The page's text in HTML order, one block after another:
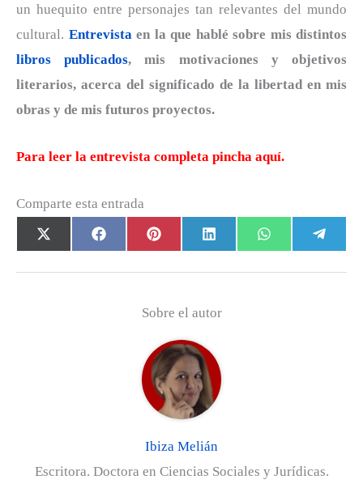
un huequito entre personajes tan relevantes del mundo
cultural. Entrevista en la que hablé sobre mis distintos
libros publicados, mis motivaciones y objetivos
literarios, acerca del significado de la libertad en mis
obras y de mis futuros proyectos.
Para leer la entrevista completa pincha aquí.
Comparte esta entrada
Compartir
en
X
(
Compartir
en
F
a
Compartir
en
P
i
t
e
r
e
s
Compartir
en
L
i
k
d
I
n
Compartir
en
W
h
en
T
e
Sobre el autor
Ibiza Melián
Escritora. Doctora en Ciencias Sociales y Jurídicas.